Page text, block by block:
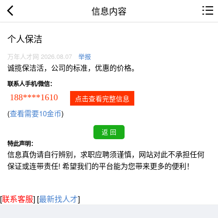
信息内容
个人保洁
万年人才网 2026.08.07 举报
诚揽保洁活，公司的标准，优惠的价格。
联系人手机/微信：
188****1610 点击查看完整信息
(查看需要10金币)
特此声明：
信息真伪请自行辨别，求职应聘须谨慎，网站对此不承担任何
保证或连带责任! 希望我们的平台能为您带来更多的便利！
[联系客服] [最新找人才]